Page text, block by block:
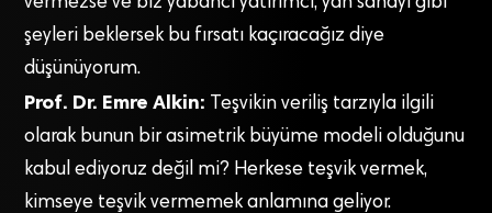
şeyleri beklersek bu fırsatı kaçıracağız diye
düşünüyorum.
Prof. Dr. Emre Alkin: Teşvikin veriliş tarzıyla ilgili
olarak bunun bir asimetrik büyüme modeli olduğunu
kabul ediyoruz değil mi? Herkese teşvik vermek,
kimseye teşvik vermemek anlamına geliyor.